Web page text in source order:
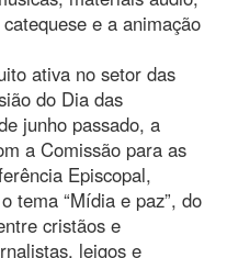
e a animação
ativa no setor das
do Dia das
junho passado, a
a Comissão para as
Episcopal,
tema “Mídia e paz”, do
cristãos e
leigos e